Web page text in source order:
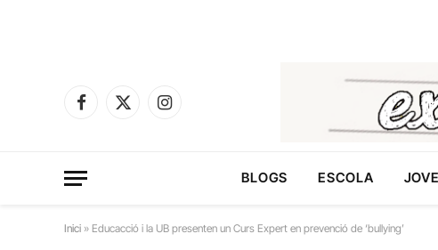
Facebook
X
Instagram
BLOGS ESCOLA
Inici » Educacció i la UB presenten un Curs Expert en prevenció de ‘bullying’